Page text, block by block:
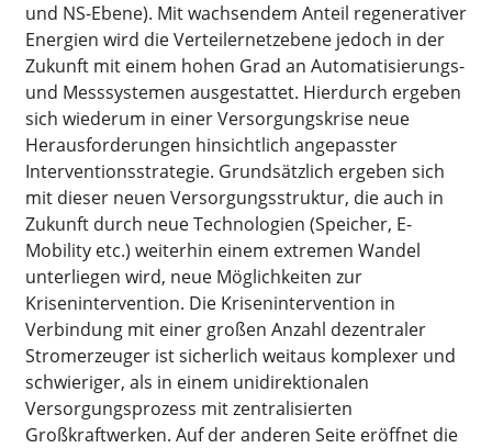
und NS-Ebene). Mit wachsendem Anteil regenerativer
Energien wird die Verteilernetzebene jedoch in der
Zukunft mit einem hohen Grad an Automatisierungs-
und Messsystemen ausgestattet. Hierdurch ergeben
sich wiederum in einer Versorgungskrise neue
Herausforderungen hinsichtlich angepasster
Interventionsstrategie. Grundsätzlich ergeben sich
mit dieser neuen Versorgungsstruktur, die auch in
Zukunft durch neue Technologien (Speicher, E-
Mobility etc.) weiterhin einem extremen Wandel
unterliegen wird, neue Möglichkeiten zur
Krisenintervention. Die Krisenintervention in
Verbindung mit einer großen Anzahl dezentraler
Stromerzeuger ist sicherlich weitaus komplexer und
schwieriger, als in einem unidirektionalen
Versorgungsprozess mit zentralisierten
Großkraftwerken. Auf der anderen Seite eröffnet die